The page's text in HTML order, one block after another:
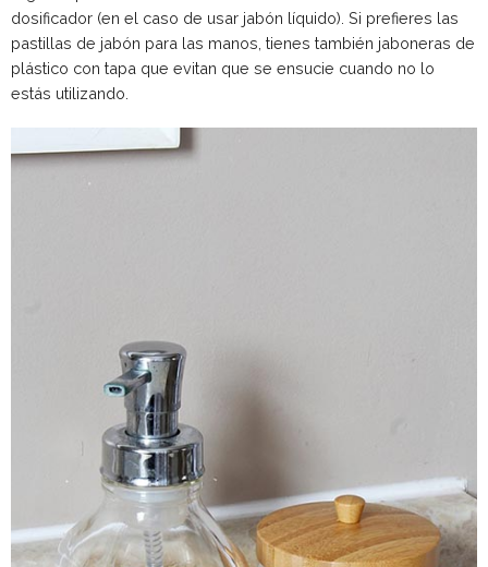
dosificador (en el caso de usar jabón líquido). Si prefieres las
pastillas de jabón para las manos, tienes también jaboneras de
plástico con tapa que evitan que se ensucie cuando no lo
estás utilizando.